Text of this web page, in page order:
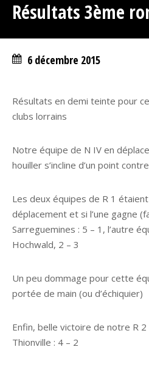
Résultats 3ème
6 décembre 2015
Résultats en demi teinte pour
clubs lorrains
Notre équipe de N IV en
houiller s’incline d’un point
Les deux équipes de R 1
déplacement et si l’une gagne
Sarreguemines : 5 – 1, l’autre
Hochwald, 2 – 3
Un peu dommage pour cette
portée de main (ou d’échiquier)
Enfin, belle victoire de notre R
Thionville : 4 – 2